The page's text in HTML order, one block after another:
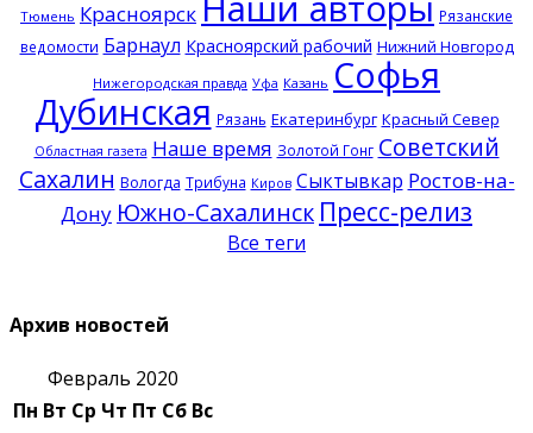
Тюмень Красноярск
Рязанские
ведомости Барнаул Красноярский рабочий Нижний Новгород
Нижегородская правда Уфа Казань Софья
Дубинская Рязань Екатеринбург Красный Север
Областная газета Наше время Золотой Гонг Советский
Сахалин Вологда Трибуна Киров Сыктывкар Ростов-на-
Дону Южно-Сахалинск Пресс-релиз
Все теги
Архив новостей
Февраль 2020
Пн Вт Ср Чт Пт Сб Вс